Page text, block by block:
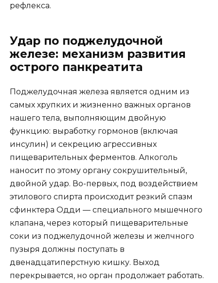
рефлекса.
Удар по поджелудочной
железе: механизм развития
острого панкреатита
Поджелудочная железа является одним из
самых хрупких и жизненно важных органов
нашего тела, выполняющим двойную
функцию: выработку гормонов (включая
инсулин) и секрецию агрессивных
пищеварительных ферментов. Алкоголь
наносит по этому органу сокрушительный,
двойной удар. Во-первых, под воздействием
этилового спирта происходит резкий спазм
сфинктера Одди — специального мышечного
клапана, через который пищеварительные
соки из поджелудочной железы и желчного
пузыря должны поступать в
двенадцатиперстную кишку. Выход
перекрывается, но орган продолжает работать.